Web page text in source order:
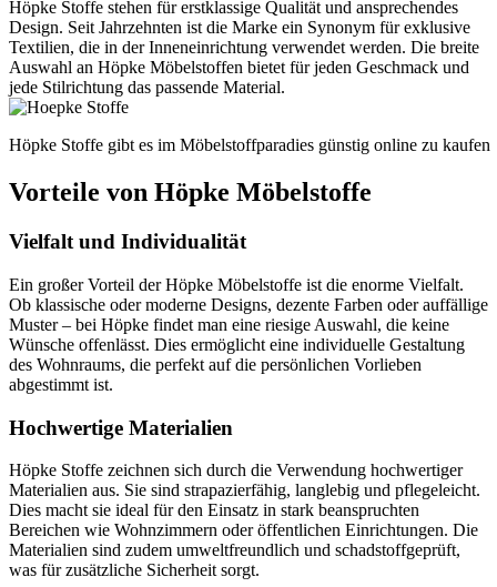
Höpke Stoffe stehen für erstklassige Qualität und ansprechendes
Design. Seit Jahrzehnten ist die Marke ein Synonym für exklusive
Textilien, die in der Inneneinrichtung verwendet werden. Die breite
Auswahl an Höpke Möbelstoffen bietet für jeden Geschmack und
jede Stilrichtung das passende Material.
Höpke Stoffe gibt es im Möbelstoffparadies günstig online zu kaufen
Vorteile von Höpke Möbelstoffe
Vielfalt und Individualität
Ein großer Vorteil der Höpke Möbelstoffe ist die enorme Vielfalt.
Ob klassische oder moderne Designs, dezente Farben oder auffällige
Muster – bei Höpke findet man eine riesige Auswahl, die keine
Wünsche offenlässt. Dies ermöglicht eine individuelle Gestaltung
des Wohnraums, die perfekt auf die persönlichen Vorlieben
abgestimmt ist.
Hochwertige Materialien
Höpke Stoffe zeichnen sich durch die Verwendung hochwertiger
Materialien aus. Sie sind strapazierfähig, langlebig und pflegeleicht.
Dies macht sie ideal für den Einsatz in stark beanspruchten
Bereichen wie Wohnzimmern oder öffentlichen Einrichtungen. Die
Materialien sind zudem umweltfreundlich und schadstoffgeprüft,
was für zusätzliche Sicherheit sorgt.